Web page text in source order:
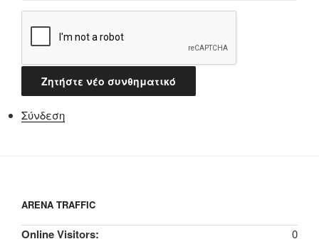
Ζητήστε νέο συνθηματικό
Σύνδεση
ARENA TRAFFIC
Online Visitors: 0